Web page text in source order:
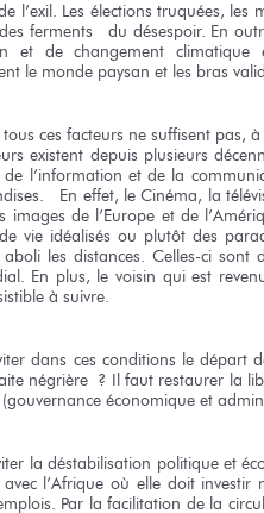
l’exil. Les élections truquées,
ferments du désespoir. En
et de changement
le monde paysan et les bras
ces facteurs ne suffisent pas,
existent depuis plusieurs
de l’information et de la
En effet, le Cinéma, la
images de l’Europe et de
vie idéalisés ou plutôt des
les distances. Celles-ci
En plus, le voisin qui est
à suivre.
dans ces conditions le départ
négrière ? Il faut restaurer la
économique et
la déstabilisation politique et
l’Afrique où elle doit investir
Par la facilitation de la